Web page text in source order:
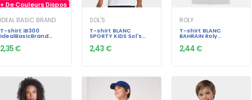
+ De Couleurs Dispos
IDEAL BASIC BRAND
T-shirt IB300
IdealBasicBrand
2,35 €
SOL'S
T-shirt BLANC
SPORTY KIDS Sol's
2,43 €
ROLY
T-shirt BLANC
BAHRAIN Roly
2,44 €